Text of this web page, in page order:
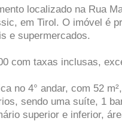
localizado na Rua
em Tirol. O imóvel é
e supermercados.
com taxas inclusas,
no 4° andar, com 52
sendo uma suíte, 1
superior e inferior,